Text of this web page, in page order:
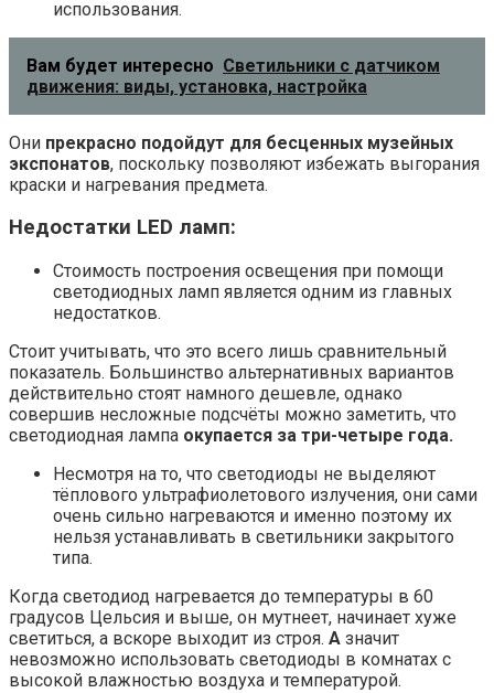
использования.
Вам будет интересно Светильники с датчиком
движения: виды, установка, настройка
Они прекрасно подойдут для бесценных музейных
экспонатов, поскольку позволяют избежать выгорания
краски и нагревания предмета.
Недостатки LED ламп:
Стоимость построения освещения при помощи
светодиодных ламп является одним из главных
недостатков.
Стоит учитывать, что это всего лишь сравнительный
показатель. Большинство альтернативных вариантов
действительно стоят намного дешевле, однако
совершив несложные подсчёты можно заметить, что
светодиодная лампа окупается за три-четыре года.
Несмотря на то, что светодиоды не выделяют
тёплового ультрафиолетового излучения, они сами
очень сильно нагреваются и именно поэтому их
нельзя устанавливать в светильники закрытого
типа.
Когда светодиод нагревается до температуры в 60
градусов Цельсия и выше, он мутнеет, начинает хуже
светиться, а вскоре выходит из строя. А значит
невозможно использовать светодиоды в комнатах с
высокой влажностью воздуха и температурой.